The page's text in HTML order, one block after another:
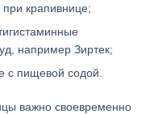
крапивнице;
например Зиртек;
с пищевой содой.
важно своевременно